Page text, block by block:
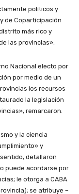
políticos y
de Coparticipación
más rico y
las provincias».
Nacional electo por
por medio de un
los recursos
la legislación
remarcaron.
y la ciencia
y
detallaron
puede acordarse por
le otorga a CABA
se atribuye –